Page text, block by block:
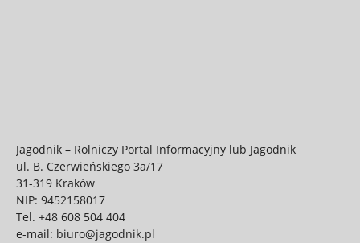
Jagodnik – Rolniczy Portal Informacyjny lub Jagodnik
ul. B. Czerwieńskiego 3a/17
31-319 Kraków
NIP: 9452158017
Tel. +48 608 504 404
e-mail: biuro@jagodnik.pl